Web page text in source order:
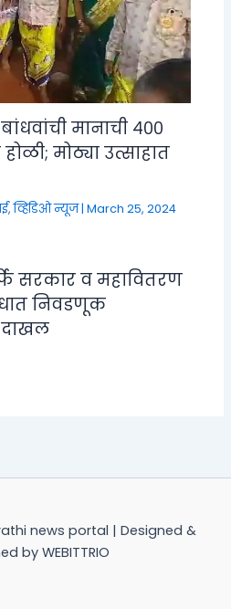
मानाची ४००
मोठ्या उत्साहात
,व्हिडिओ न्यूज|March 25, 2024
सरकार व महावितरण
निवडणूक
दाखल
news portal | Designed &
by WEBITTRIO